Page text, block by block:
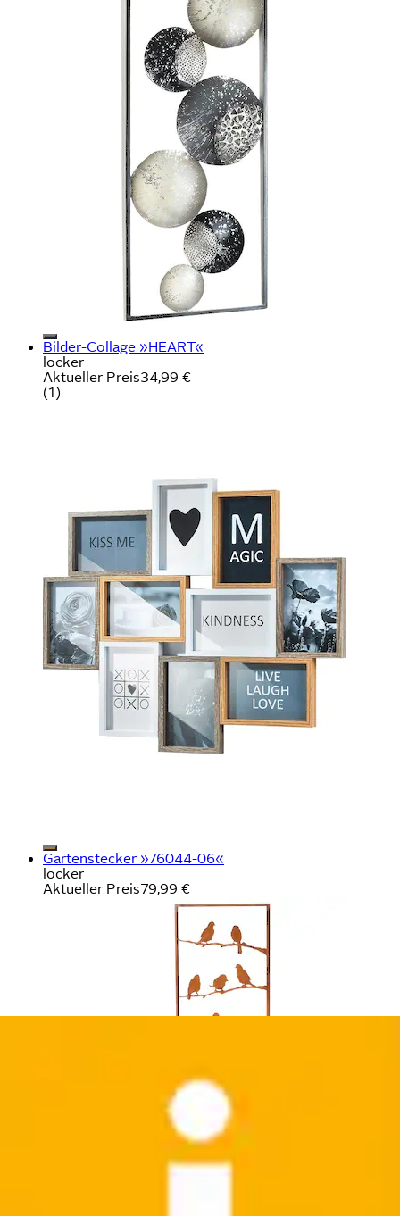
Bilder-Collage »HEART«
locker
Aktueller Preis34,99 €
(1)
Gartenstecker »76044-06«
locker
Aktueller Preis79,99 €